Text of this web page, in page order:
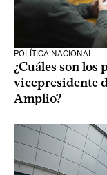
POLÍTICA NACIONAL
¿Cuáles son los
vicepresidente
Amplio?